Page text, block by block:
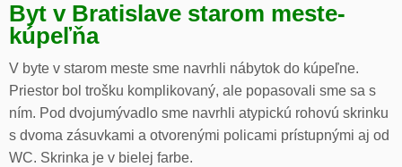
Byt v Bratislave starom meste-
kúpeľňa
V byte v starom meste sme navrhli nábytok do kúpeľne.
Priestor bol trošku komplikovaný, ale popasovali sme sa s
ním. Pod dvojumývadlo sme navrhli atypickú rohovú skrinku
s dvoma zásuvkami a otvorenými policami prístupnými aj od
WC. Skrinka je v bielej farbe.